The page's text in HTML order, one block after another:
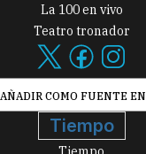
La 100 en vivo
Teatro tronador
AÑADIR COMO FUENTE EN
Tiempo